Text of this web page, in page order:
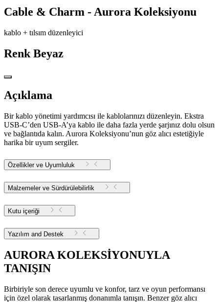
Cable & Charm - Aurora Koleksiyonu
kablo + tılsım düzenleyici
Renk Beyaz
Açıklama
Bir kablo yönetimi yardımcısı ile kablolarınızı düzenleyin. Ekstra
USB-C’den USB-A’ya kablo ile daha fazla yerde şarjınız dolu olsun
ve bağlantıda kalın. Aurora Koleksiyonu’nun göz alıcı estetiğiyle
harika bir uyum sergiler.
Özellikler ve Uyumluluk
Malzemeler ve Sürdürülebilirlik
Kutu içeriği
Yazılım and Destek
AURORA KOLEKSİYONUYLA
TANIŞIN
Birbiriyle son derece uyumlu ve konfor, tarz ve oyun performansı
için özel olarak tasarlanmış donanımla tanışın. Benzer göz alıcı